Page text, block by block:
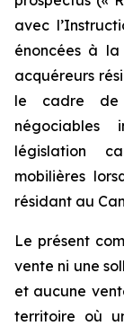
avec
énoncées à
acquéreurs
le cadre de
législation
mobilières
résidant au
Le présent
vente ni une
et aucune
territoire où